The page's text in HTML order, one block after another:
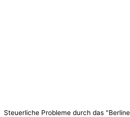
Steuerliche Probleme durch das